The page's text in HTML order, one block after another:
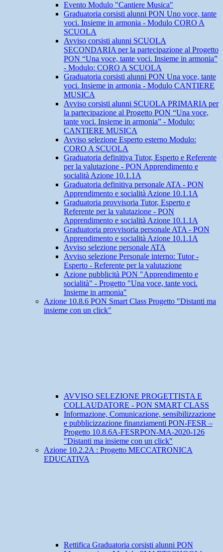
Evento Modulo "Cantiere Musica"
Graduatoria corsisti alunni PON Uno voce, tante
voci. Insieme in armonia - Modulo CORO A
SCUOLA
Avviso corsisti alunni SCUOLA
SECONDARIA per la partecipazione al Progetto
PON “Una voce, tante voci. Insieme in armonia”
- Modulo: CORO A SCUOLA
Graduatoria corsisti alunni PON Una voce, tante
voci. Insieme in armonia - Modulo CANTIERE
MUSICA
Avviso corsisti alunni SCUOLA PRIMARIA per
la partecipazione al Progetto PON “Una voce,
tante voci. Insieme in armonia” - Modulo:
CANTIERE MUSICA
Avviso selezione Esperto esterno Modulo:
CORO A SCUOLA
Graduatoria definitiva Tutor, Esperto e Referente
per la valutazione - PON Apprendimento e
socialità Azione 10.1.1A
Graduatoria definitiva personale ATA - PON
Apprendimento e socialità Azione 10.1.1A
Graduatoria provvisoria Tutor, Esperto e
Referente per la valutazione - PON
Apprendimento e socialità Azione 10.1.1A
Graduatoria provvisoria personale ATA - PON
Apprendimento e socialità Azione 10.1.1A
Avviso selezione personale ATA
Avviso selezione Personale interno: Tutor -
Esperto - Referente per la valutazione
Azione pubblicità PON "Apprendimento e
socialità" - Progetto "Una voce, tante voci.
Insieme in armonia"
Azione 10.8.6 PON Smart Class Progetto "Distanti ma
insieme con un click"
AVVISO SELEZIONE PROGETTISTA E
COLLAUDATORE - PON SMART CLASS
Informazione, Comunicazione, sensibilizzazione
e pubblicizzazione finanziamenti PON-FESR –
Progetto 10.8.6A-FESRPON-MA-2020-126
"Distanti ma insieme con un click"
Azione 10.2.2A : Progetto MECCATRONICA
EDUCATIVA
Rettifica Graduatoria corsisti alunni PON